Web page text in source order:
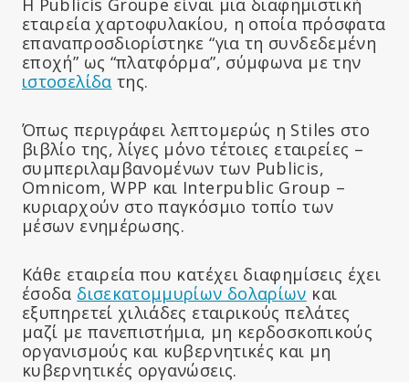
εταιρεία χαρτοφυλακίου, η οποία πρόσφατα
επαναπροσδιορίστηκε “για τη συνδεδεμένη
εποχή” ως “πλατφόρμα”, σύμφωνα με την
ιστοσελίδα της.
Όπως περιγράφει λεπτομερώς η Stiles στο
βιβλίο της, λίγες μόνο τέτοιες εταιρείες –
συμπεριλαμβανομένων των Publicis,
Omnicom, WPP και Interpublic Group –
κυριαρχούν στο παγκόσμιο τοπίο των
μέσων ενημέρωσης.
Κάθε εταιρεία που κατέχει διαφημίσεις έχει
έσοδα δισεκατομμυρίων δολαρίων και
εξυπηρετεί χιλιάδες εταιρικούς πελάτες
μαζί με πανεπιστήμια, μη κερδοσκοπικούς
οργανισμούς και κυβερνητικές και μη
κυβερνητικές οργανώσεις.